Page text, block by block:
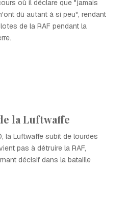
où il déclare que "jamais
dû autant à si peu", rendant
de la RAF pendant la
la Luftwaffe
la Luftwaffe subit de lourdes
pas à détruire la RAF,
décisif dans la bataille